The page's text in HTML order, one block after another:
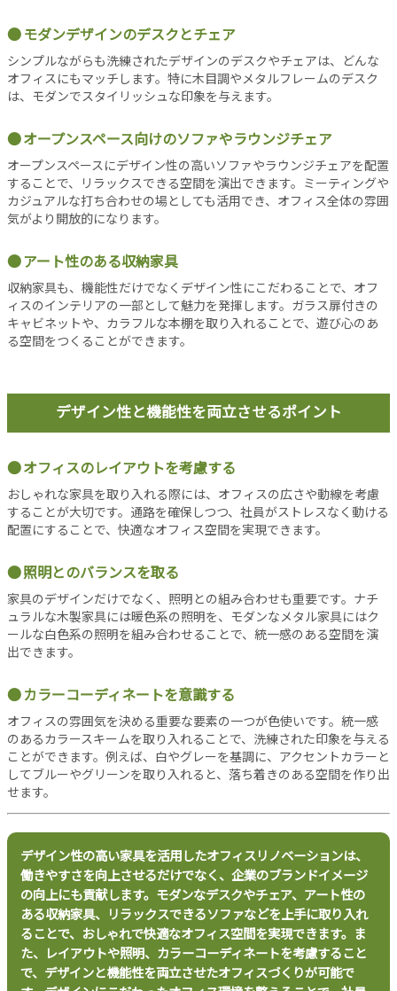
各
種
投
稿
事
新
着
記
事
注
記
事
人
事
す
記
事
サ
イ
ト
に
つ
て
営
会
社
利
用
規
約
プ
ラ
イ
バ
シ
ー
モダンデザインのデスクとチェア
シンプルながらも洗練されたデザインのデスクやチェアは、どんな
オフィスにもマッチします。特に木目調やメタルフレームのデスク
は、モダンでスタイリッシュな印象を与えます。
オープンスペース向けのソファやラウンジチェア
オープンスペースにデザイン性の高いソファやラウンジチェアを配置
することで、リラックスできる空間を演出できます。ミーティングや
カジュアルな打ち合わせの場としても活用でき、オフィス全体の雰囲
気がより開放的になります。
アート性のある収納家具
収納家具も、機能性だけでなくデザイン性にこだわることで、オフ
ィスのインテリアの一部として魅力を発揮します。ガラス扉付きの
キャビネットや、カラフルな本棚を取り入れることで、遊び心のあ
る空間をつくることができます。
デザイン性と機能性を両立させるポイント
オフィスのレイアウトを考慮する
おしゃれな家具を取り入れる際には、オフィスの広さや動線を考慮
することが大切です。通路を確保しつつ、社員がストレスなく動ける
配置にすることで、快適なオフィス空間を実現できます。
照明とのバランスを取る
家具のデザインだけでなく、照明との組み合わせも重要です。ナチ
ュラルな木製家具には暖色系の照明を、モダンなメタル家具にはク
ールな白色系の照明を組み合わせることで、統一感のある空間を演
出できます。
カラーコーディネートを意識する
オフィスの雰囲気を決める重要な要素の一つが色使いです。統一感
のあるカラースキームを取り入れることで、洗練された印象を与える
ことができます。例えば、白やグレーを基調に、アクセントカラーと
してブルーやグリーンを取り入れると、落ち着きのある空間を作り出
せます。
デザイン性の高い家具を活用したオフィスリノベーションは、
働きやすさを向上させるだけでなく、企業のブランドイメージ
の向上にも貢献します。モダンなデスクやチェア、アート性の
ある収納家具、リラックスできるソファなどを上手に取り入れ
ることで、おしゃれで快適なオフィス空間を実現できます。ま
た、レイアウトや照明、カラーコーディネートを考慮すること
で、デザインと機能性を両立させたオフィスづくりが可能で